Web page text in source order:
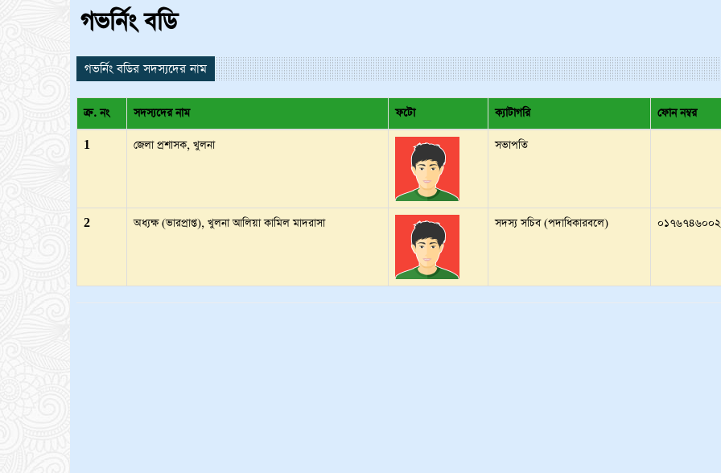
গভর্নিং বডি
গভর্নিং বডির সদস্যদের নাম
ক্র. নং সদস্যদের নাম ফটো ক্যাটাগরি ফোন নম্বর
1 জেলা প্রশাসক, খুলনা সভাপতি
2 অধ্যক্ষ (ভারপ্রাপ্ত), খুলনা আলিয়া কামিল মাদরাসা সদস্য সচিব (পদাধিকারবলে)